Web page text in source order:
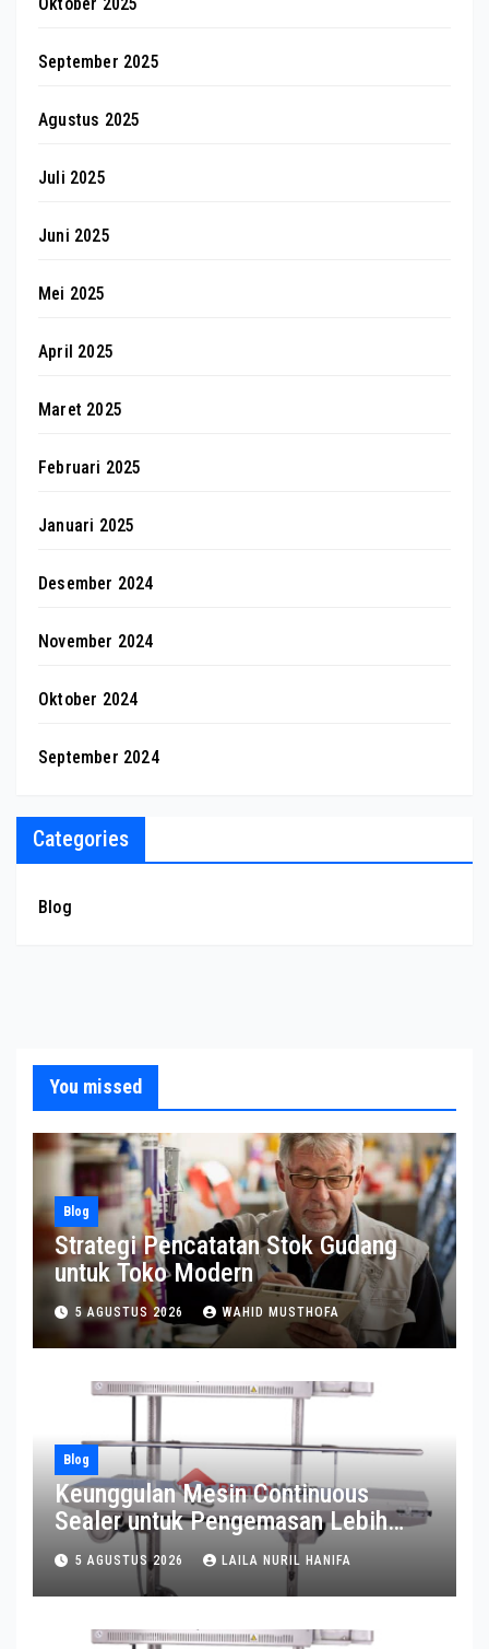
September 2025
Agustus 2025
Juli 2025
Juni 2025
Mei 2025
April 2025
Maret 2025
Februari 2025
Januari 2025
Desember 2024
November 2024
Oktober 2024
September 2024
Categories
Blog
You missed
Blog
Strategi Pencatatan Stok Gudang
untuk Toko Modern
5 AGUSTUS 2026 WAHID MUSTHOFA
Blog
Keunggulan Mesin Continuous
Sealer untuk Pengemasan Lebih
Efisien
5 AGUSTUS 2026 LAILA NURIL HANIFA